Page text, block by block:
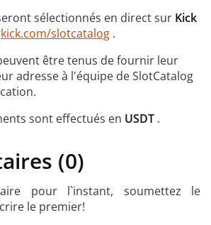
sélectionnés en direct sur Kick
kick.com/slotcatalog .
être tenus de fournir leur
adresse à l'équipe de SlotCatalog
sont effectués en USDT .
(0)
pour l`instant, soumettez le
le premier!